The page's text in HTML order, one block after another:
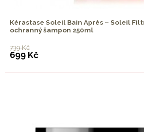
Kérastase Soleil Bain Aprés – Soleil
ochranný šampon 250ml
739 Kč
699 Kč